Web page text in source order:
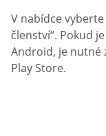
V nabídce
členství“. Pokud
Android, je nutné
Play Store.